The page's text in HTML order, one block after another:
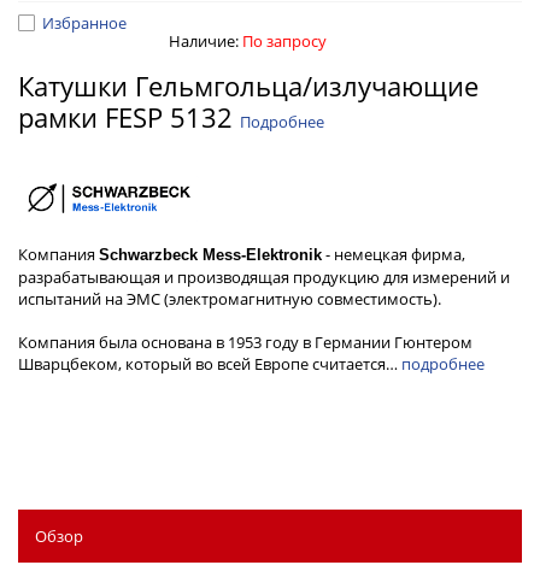
Избранное
Наличие: По запросу
Катушки Гельмгольца/излучающие
рамки FESP 5132 Подробнее
Компания Schwarzbeck Mess-Elektronik - немецкая фирма,
разрабатывающая и производящая продукцию для измерений и
испытаний на ЭМС (электромагнитную совместимость).
Компания была основана в 1953 году в Германии Гюнтером
Шварцбеком, который во всей Европе считается… подробнее
Обзор